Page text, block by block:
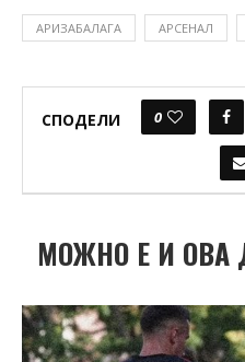
АРИЗАБАЛАГА АРСЕНАЛ
СПОДЕЛИ 0
МОЖНО Е И ОВА